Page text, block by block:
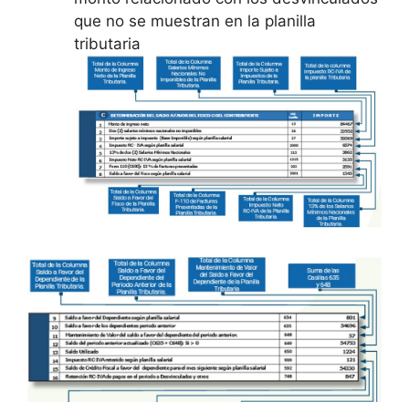
que no se muestran en la planilla
tributaria